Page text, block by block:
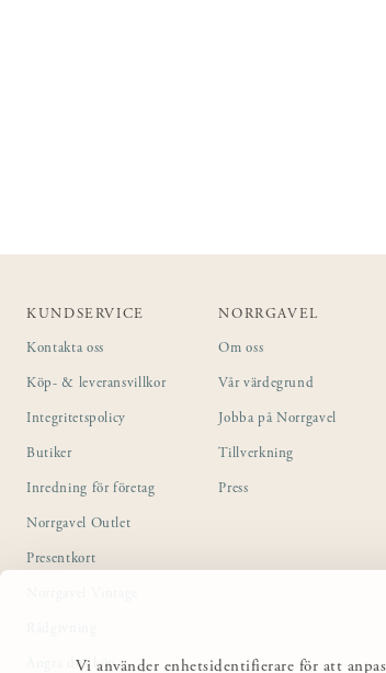
Vi använder enhetsidentifierare för att
KUNDSERVICE
Kontakta oss
Köp- & leveransvillkor
Integritetspolicy
Butiker
Inredning för företag
Norrgavel Outlet
Presentkort
Ångra ditt köp
NORRGAVEL
Om oss
Vår värdegrund
Jobba på Norrgavel
Tillverkning
Press